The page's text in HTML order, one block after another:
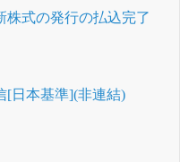
株式の発行の払込完了
[日本基準](非連結)